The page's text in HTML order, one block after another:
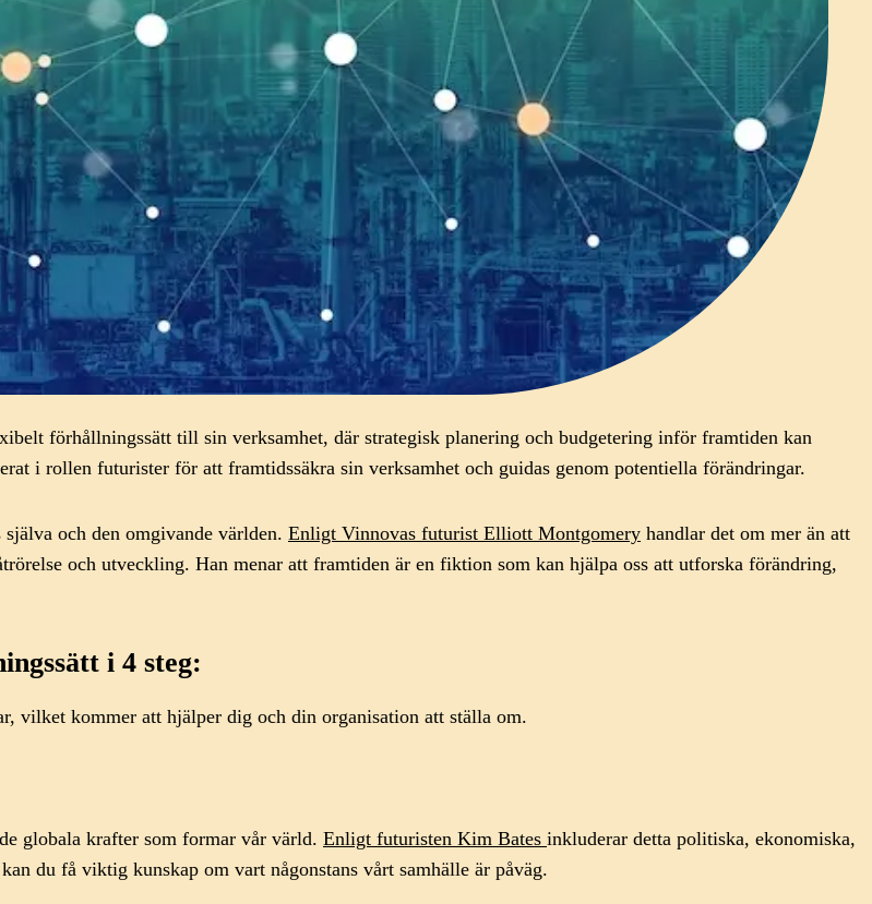
förhållningssätt till sin verksamhet, där strategisk planering och budgetering inför framtiden kan
i rollen futurister för att framtidssäkra sin verksamhet och guidas genom potentiella förändringar.
och den omgivande världen. Enligt Vinnovas futurist Elliott Montgomery handlar det om mer än att
och utveckling. Han menar att framtiden är en fiktion som kan hjälpa oss att utforska förändring,
i 4 steg:
vilket kommer att hjälper dig och din organisation att ställa om.
globala krafter som formar vår värld. Enligt futuristen Kim Bates inkluderar detta politiska, ekonomiska,
du få viktig kunskap om vart någonstans vårt samhälle är påväg.